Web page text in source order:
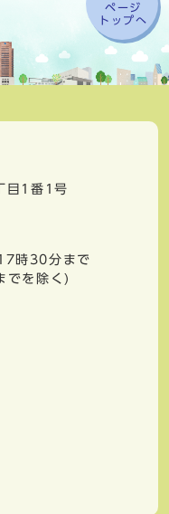
ページ
トップへ
目1番1号
時30分まで
でを除く)